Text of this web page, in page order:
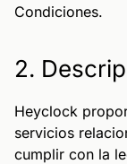
Condiciones.
2.
Heyclock
servicios
cumplir con la